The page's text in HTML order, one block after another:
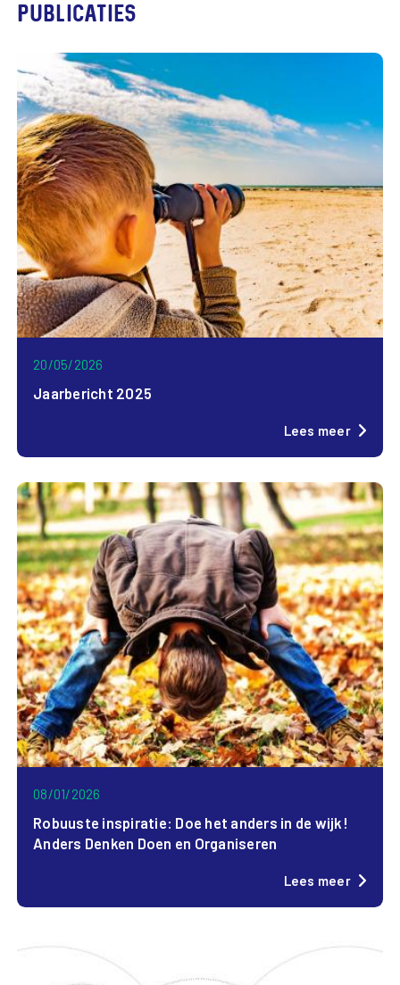
Publicaties
20/05/2026
Jaarbericht 2025
Lees meer
08/01/2026
Robuuste inspiratie: Doe het anders in de wijk!
Anders Denken Doen en Organiseren
Lees meer